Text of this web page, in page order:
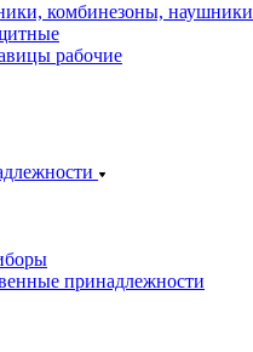
комбинезоны, наушники
рабочие
принадлежности